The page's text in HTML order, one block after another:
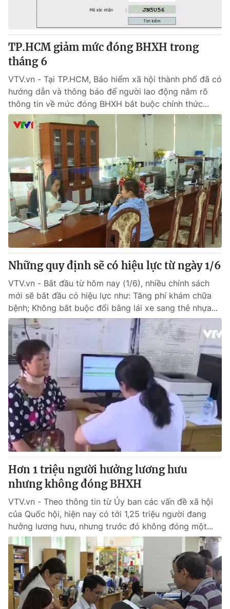
Thời báo VTV
Giấy phép hoạt động báo in và báo điện tử số 483/GP-BTTTT
cấp ngày 29/12/2023
Tổng Biên tập:Vũ Thanh Thủy
Phó Tổng Biên tập:
Nguyễn Trọng Ninh
Tổng đài VTV:024.38 355 931 - 024.38 355 932
Ðiện thoại Thời báo VTV:024.66 897 897
Email:toasoan@vtv.vn
Liên hệ quảng cáo:
024-7300.7108
® Cấm sao chép dưới mọi hình thức nếu không có sự chấp
thuận bằng văn bản. Ghi rõ nguồn VTV.vn khi phát hành lại
thông tin từ website này.
TP.HCM giảm mức đóng BHXH trong
tháng 6
VTV.vn - Tại TP.HCM, Bảo hiểm xã hội thành phố đã có
hướng dẫn và thông báo để người lao động nắm rõ
thông tin về mức đóng BHXH bắt buộc chính thức...
Những quy định sẽ có hiệu lực từ ngày 1/6
VTV.vn - Bắt đầu từ hôm nay (1/6), nhiều chính sách
mới sẽ bắt đầu có hiệu lực như: Tăng phí khám chữa
bệnh; Không bắt buộc đổi bằng lái xe sang thẻ nhựa...
Hơn 1 triệu người hưởng lương hưu
nhưng không đóng BHXH
VTV.vn - Theo thông tin từ Ủy ban các vấn đề xã hội
của Quốc hội, hiện nay có tới 1,25 triệu người đang
hưởng lương hưu, nhưng trước đó không đóng một...